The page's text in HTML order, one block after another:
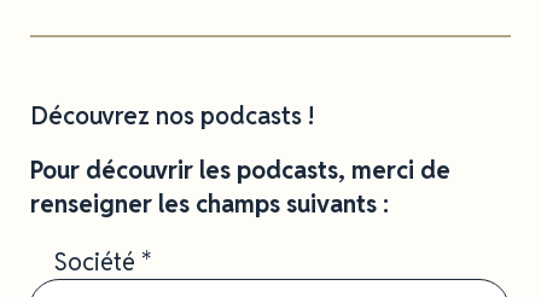
Découvrez nos podcasts !
Pour découvrir les podcasts, merci de
renseigner les champs suivants :
Société *